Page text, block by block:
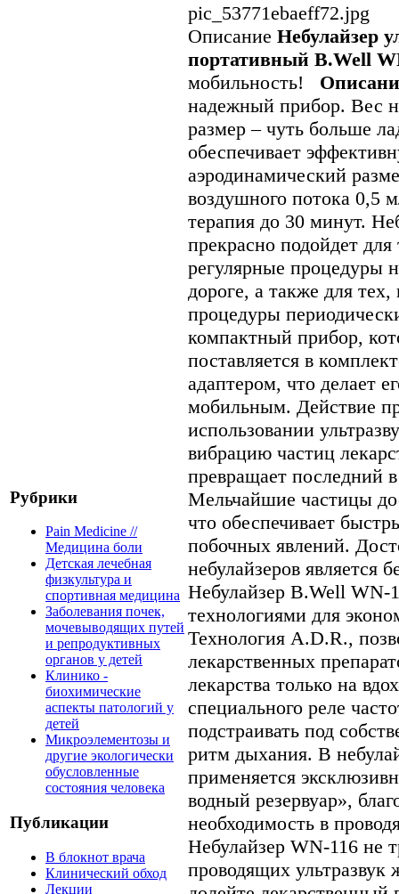
Рубрики
Pain Medicine //
Медицина боли
Детская лечебная
физкультура и
спортивная медицина
Заболевания почек,
мочевыводящих путей
и репродуктивных
органов у детей
Клинико -
биохимические
аспекты патологий у
детей
Микроэлементозы и
другие экологически
обусловленные
состояния человека
Публикации
В блокнот врача
Клинический обход
Лекции
pic_53771ebaeff72.jpg
Описание Небулайзер
портативный B.Well
мобильность!
надежный прибор. Вес
размер – чуть больше
обеспечивает
аэродинамический
воздушного потока 0,5
терапия до 30 минут.
прекрасно подойдет
регулярные процедуры
дороге, а также для
процедуры
компактный прибор,
поставляется в
адаптером, что делает
мобильным. Действие
использовании
вибрацию частиц
превращает последний
Мельчайшие частицы
что обеспечивает
побочных явлений.
небулайзеров является
Небулайзер B.Well
технологиями для
Технология A.D.R.,
лекарственных
лекарства только на
специального реле
подстраивать под
ритм дыхания. В
применяется
водный резервуар»,
необходимость в
Небулайзер WN-116 не
проводящих